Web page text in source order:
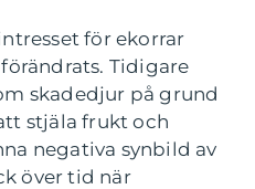
för ekorrar
Tidigare
skadedjur på grund
stjäla frukt och
negativa synbild av
över tid när